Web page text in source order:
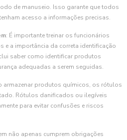
de manuseio. Isso garante que todos
acesso a informações precisas.
: É importante treinar os funcionários
e a importância da correta identificação
saber como identificar produtos
adequadas a serem seguidas.
armazenar produtos químicos, os rótulos
Rótulos danificados ou ilegíveis
para evitar confusões e riscos
não apenas cumprem obrigações